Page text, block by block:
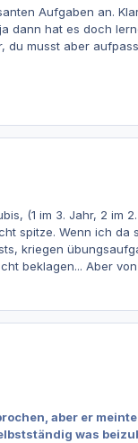
Aufgaben an.
dann hat es doch
du musst aber
(1 im 3. Jahr, 2 im
spitze. Wenn ich
kriegen
beklagen... Aber
aber er
was